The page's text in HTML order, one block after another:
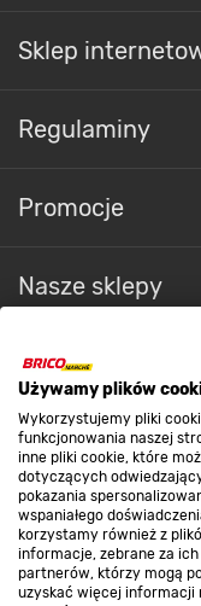
Używamy plików
Wykorzystujemy pliki
funkcjonowania naszej
inne pliki cookie, które
dotyczących
pokazania
wspaniałego
korzystamy również z
informacje, zebrane za
partnerów, którzy mogą
uzyskać więcej informacji
Sklep
Regulaminy
Promocje
Nasze sklepy
O nas
Kontakt do
Strefa biznesu